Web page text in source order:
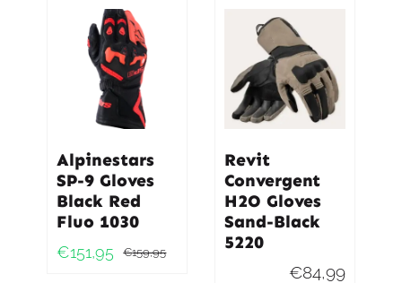
Alpinestars
SP-9 Gloves
Black Red
Fluo 1030
€159,95
Oorspronkelijke
€151,95
Revit
Convergent
H2O Gloves
Sand-Black
5220
€84,99